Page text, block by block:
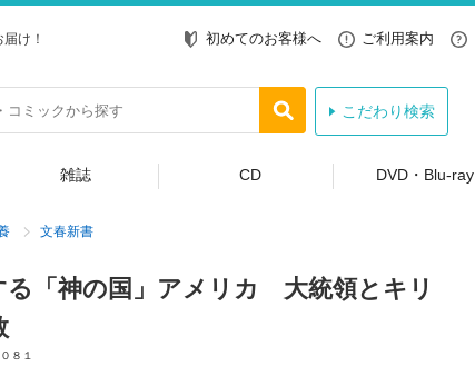
け！ 初めてのお客様へ ご利用案内
こだわり検索
雑誌 CD DVD・Blu-ray
文春新書
る「神の国」アメリカ 大統領とキリ
８１